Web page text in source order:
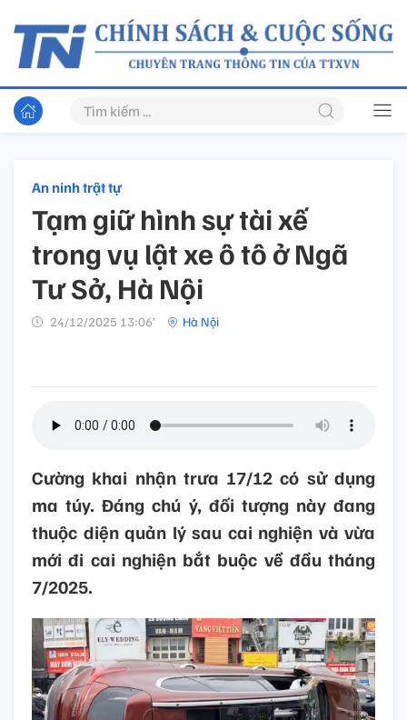
An ninh trật tự
Tạm giữ hình sự tài xế
trong vụ lật xe ô tô ở Ngã
Tư Sở, Hà Nội
24/12/2025 13:06’ Hà Nội
Cường khai nhận trưa 17/12 có sử dụng
ma túy. Đáng chú ý, đối tượng này đang
thuộc diện quản lý sau cai nghiện và vừa
mới đi cai nghiện bắt buộc về đầu tháng
7/2025.